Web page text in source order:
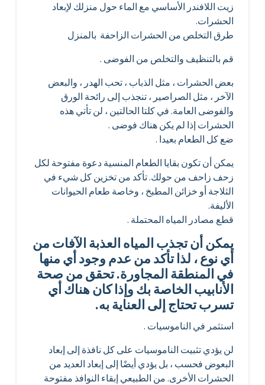
زيت اللافندر الأساسي مع الماء حول منزلك لإبعاد
الحشرات.
طرق التخلص من الحشرات الزاحفة بالمنزل
قم بالتنظيف والتخلص من الفوضى .
بعض الحشرات ، مثل الذباب ، تحب الهدر ، والبعض
الآخر ، مثل الصراصير ، تنجذب إلى رائحة الورق
والفوضى العامة. في كلتا الحالتين ، لن تأتي هذه
الحشرات إذا لم يكن هناك فوضى .
ضع كل الطعام بعيدا .
يمكن أن تكون بقايا الطعام المنسية دعوة مفتوحة لكل
زحف زاحف من حولك. تأكد من تخزين كل شيء في
الثلاجة أو خزائن المطبخ ، وخاصة طعام الحيوانات
الأليفة.
قطع مصادر المياه المحتملة .
يمكن أن تجذب المياه العذبة الآفات من
أي نوع ، لذا تأكد من عدم وجود أي منها
في المنطقة المجاورة. تحقق من صحة
الأنابيب الخاصة بك وإذا كان هناك أي
تسرب تحتاج إلى العناية به.
استثمر في الناموسيات .
لن يؤدي تثبيت الناموسيات على كل نافذة إلى إبعاد
البعوض فحسب ، بل يؤدي أيضًا إلى إبعاد العديد من
الحشرات الأخرى. من الطبيعي إبقاء النوافذ مفتوحة